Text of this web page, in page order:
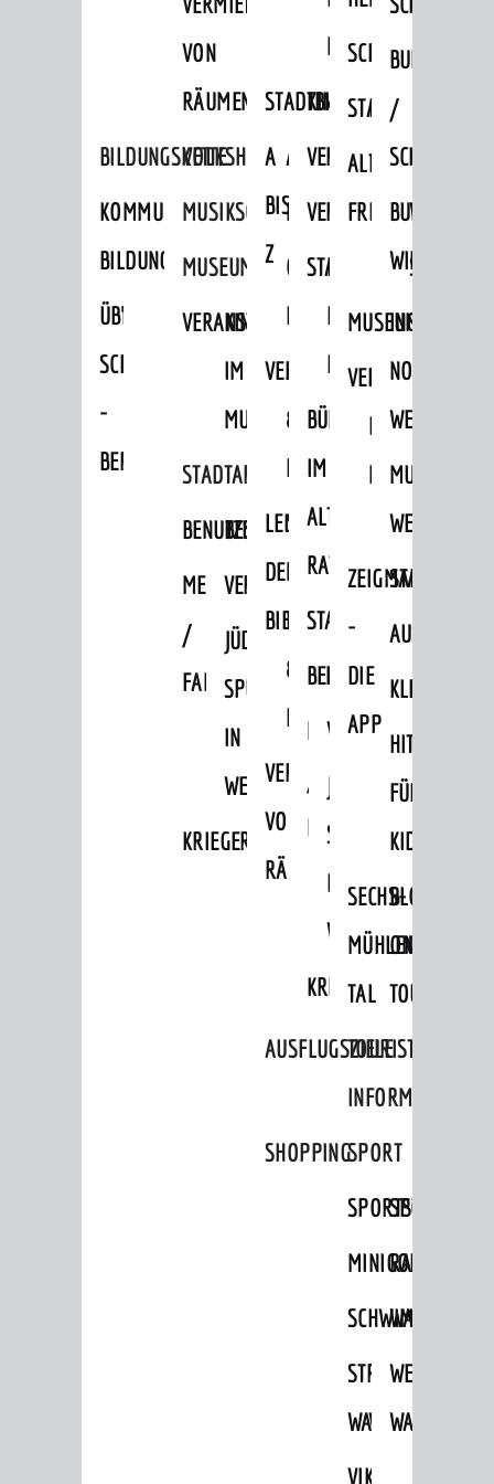
VON
RÄUMEN
BILDUNGSKETTE
KOMMUNALES
BILDUNGSMANAGEMENT
ÜBERGANG
SCHULE
-
BERUF
"FRÜHE
BILDUNG"
VOLKSHOCHSCHULE
MUSIKSCHULE
MUSEUM
VERANSTALTUNGEN
KINDER
IM
MUSEUM
STADTARCHIV
BENUTZUNG
MELDEKARTEI
/
FAMILIENFORSCHUNG
BESTANDSÜBERSICHT
VERÖFFENTLICHUNGEN
JÜDISCHE
SPUREN
IN
WEINHEIM
KRIEGERDENKMAL
MUSEUM
STADTBIBLIOTHEK
A
BIS
Z
AUSLEIHE
MEDIENANGEBOTE
ONLINE-
KATALOG
VERANSTALTUNGEN
AUSBILDUNG
&
PRAKTIKA
LEIHVERKEHR
DER
BIBLIOTHEK
SERVICE
FÜR
LEHRER/INNEN
&
ERZIEHER/INNEN
VERMIETUNG
VON
RÄUMEN
KINO
VERANSTALTER
STADTHALLE
ROLF-
ENGELBRECHT-
HAUS
BÜRGERSAAL
IM
ALTEN
RATHAUS
STADTARCHIV
BENUTZUNG
MELDEKARTEI
/
FAMILIENFORSCHUNG
JÜDISCHE
SPUREN
IN
WEINHEIM
KRIEGERDENKMAL
SCHLOSSPARK
STADTGARTEN
ALTER
FRIEDHOF
ROSENANLAGE
BURGEN
/
SCHLOSS
BURGRUINE
WINDECK
SCHLOSS
MUSEUM
KINDER
IM
MUSEUM
INGRID-
NOLL-
WEG
MUNDART-
WEG
ZEIGMAL
-
DIE
APP
STADTTEILE
HITS
FÜR
KIDS
SECHS-
MÜHLEN-
TAL
BLOGGER
ON
TOUR
AUSFLUGSZIELE
TOURIST
INFORMATION
SHOPPINGSPORT
SPORTSTÄTTEN
MINIGOLFRADFAHREN
SCHWIMMEN
STRANDBAD
WAIDSEE
TSG
VIKTOR-
WANDERN
WEINHEIMER
Amtliche Bekanntmachungen